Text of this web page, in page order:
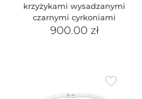
krzyżykami wysadzanymi
czarnymi cyrkoniami
900.00 zł